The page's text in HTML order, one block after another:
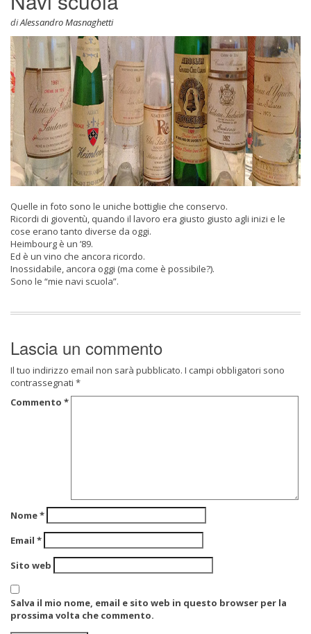
diAlessandro Masnaghetti
Quelle in foto sono le uniche bottiglie che conservo.
Ricordi di gioventù, quando il lavoro era giusto giusto agli inizi e le
cose erano tanto diverse da oggi.
Heimbourg è un ’89.
Ed è un vino che ancora ricordo.
Inossidabile, ancora oggi (ma come è possibile?).
Sono le “mie navi scuola”.
Lascia un commento
Il tuo indirizzo email non sarà pubblicato. I campi obbligatori sono
contrassegnati *
Commento *
Nome*
Email *
Sito web
Salva il mio nome, email e sito web in questo browser per la
prossima volta che commento.